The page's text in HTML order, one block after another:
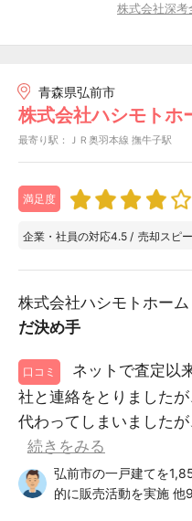
株式会社深考
青森県弘前市
株式会社ハシモトホ
最寄り駅：ＪＲ奥羽本線 撫牛子駅
満足度
企業・社員の対応4.5 / 売却スピ
株式会社ハシモトホー
だ決め手
口コミ
ネットで査定以
社と連絡をとりました
代わってしまいました
続きをみる
弘前市の一戸建てを
的に販売活動を実施 他